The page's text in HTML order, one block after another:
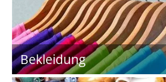
Bekleidung